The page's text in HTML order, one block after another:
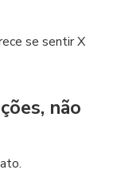
se sentir X
não